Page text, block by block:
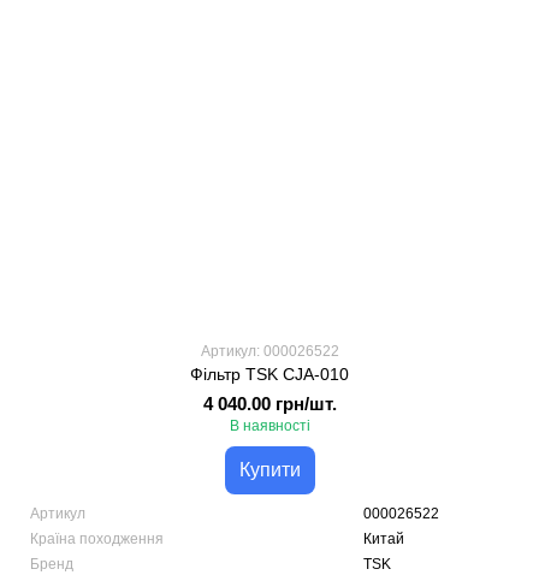
Артикул: 000026522
Фільтр TSK CJA-010
4 040.00 грн/шт.
В наявності
Купити
Артикул
000026522
Країна походження
Китай
Бренд
TSK